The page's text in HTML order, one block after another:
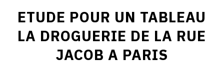
ETUDE POUR UN TABLEAU
LA DROGUERIE DE LA RUE
JACOB A PARIS